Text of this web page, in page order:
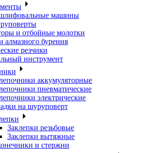
машины
и отбойные молотки
алмазного бурения
резчики
инструмент
аккумуляторные
пневматические
электрические
на шуруповерт
Заклепки резьбовые
Заклепки вытяжные
и стержни